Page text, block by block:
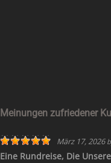
Meinungen zufriedener
März 17, 2026
Eine Rundreise, Die